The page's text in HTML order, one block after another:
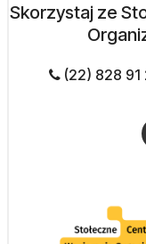
Skorzystaj ze
(22) 828 91